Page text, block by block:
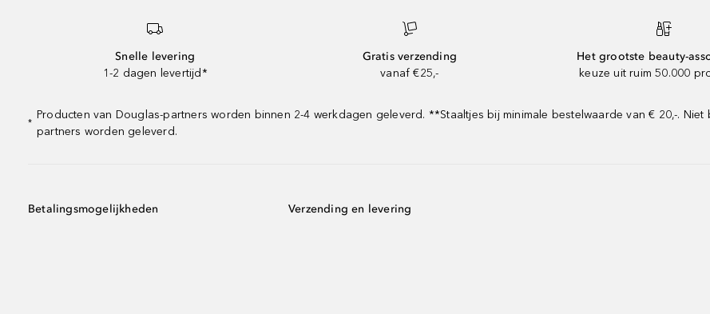
Snelle levering
1-2 dagen levertijd*
Gratis verzending
vanaf €25,-
Het grootste beauty-
keuze uit ruim 50.000
*
Producten van Douglas-partners worden binnen 2-4 werkdagen geleverd. **Staaltjes bij minimale bestelwaarde van € 20,-.
partners worden geleverd.
Betalingsmogelijkheden Verzending en levering